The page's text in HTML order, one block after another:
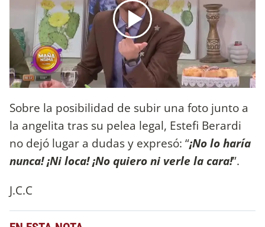
Sobre la posibilidad de subir una foto junto a
la angelita tras su pelea legal, Estefi Berardi
no dejó lugar a dudas y expresó: “¡No lo haría
nunca! ¡Ni loca! ¡No quiero ni verle la cara!”.
J.C.C